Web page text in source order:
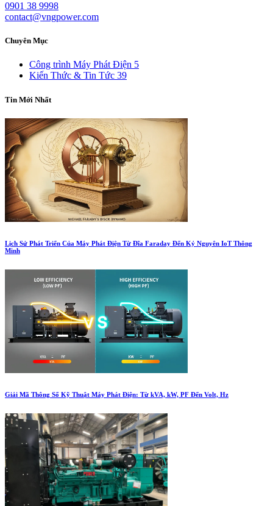
0901 38 9998
contact@vngpower.com
Chuyên Mục
Công trình Máy Phát Điện 5
Kiến Thức & Tin Tức 39
Tin Mới Nhất
Lịch Sử Phát Triển Của Máy Phát Điện Từ Đĩa Faraday Đến Kỷ Nguyên IoT Thông
Minh
Giải Mã Thông Số Kỹ Thuật Máy Phát Điện: Từ kVA, kW, PF Đến Volt, Hz